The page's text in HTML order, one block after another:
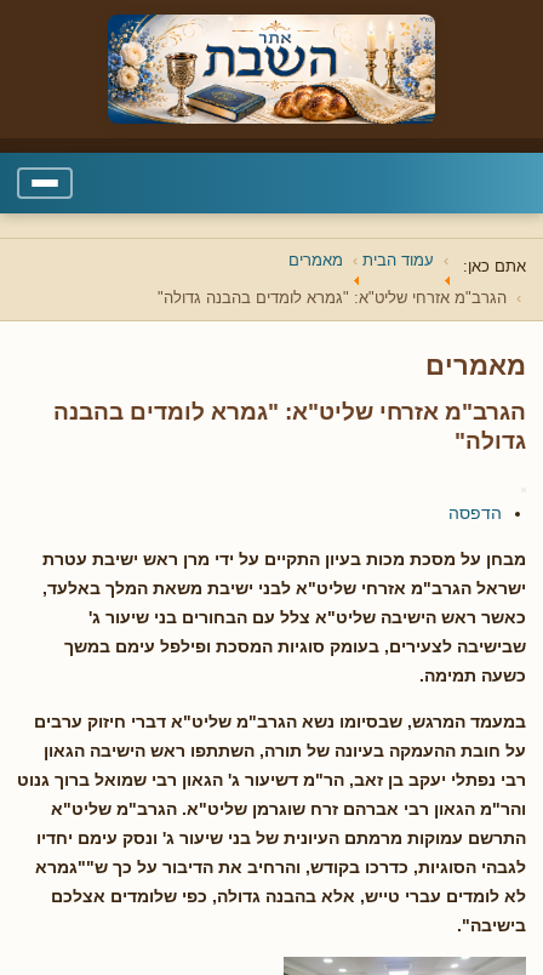
אתם כאן: עמוד הבית מאמרים
הגרב"מ אזרחי שליט"א: "גמרא לומדים בהבנה גדולה"
מאמרים
הגרב"מ אזרחי שליט"א: "גמרא לומדים בהבנה
גדולה"
הדפסה
מבחן על מסכת מכות בעיון התקיים על ידי מרן ראש ישיבת עטרת
ישראל הגרב"מ אזרחי שליט"א לבני ישיבת משאת המלך באלעד,
כאשר ראש הישיבה שליט"א צלל עם הבחורים בני שיעור ג'
שבישיבה לצעירים, בעומק סוגיות המסכת ופילפל עימם במשך
כשעה תמימה.
במעמד המרגש, שבסיומו נשא הגרב"מ שליט"א דברי חיזוק ערבים
על חובת ההעמקה בעיונה של תורה, השתתפו ראש הישיבה הגאון
רבי נפתלי יעקב בן זאב, הר"מ דשיעור ג' הגאון רבי שמואל ברוך גנוט
והר"מ הגאון רבי אברהם זרח שוגרמן שליט"א. הגרב"מ שליט"א
התרשם עמוקות מרמתם העיונית של בני שיעור ג' ונסק עימם יחדיו
לגבהי הסוגיות, כדרכו בקודש, והרחיב את הדיבור על כך ש""גמרא
לא לומדים עברי טייש, אלא בהבנה גדולה, כפי שלומדים אצלכם
בישיבה".